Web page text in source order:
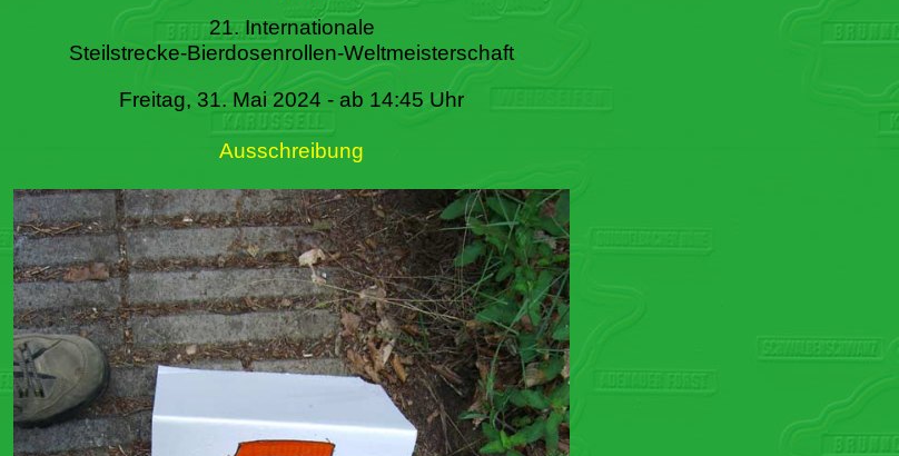
21. Internationale
Steilstrecke-Bierdosenrollen-Weltmeisterschaft
Freitag, 31. Mai 2024 - ab 14:45 Uhr
Ausschreibung